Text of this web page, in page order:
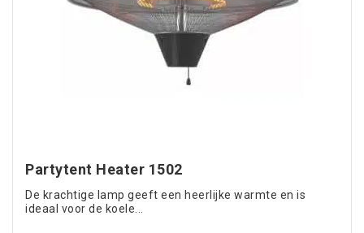
Partytent Heater 1502
De krachtige lamp geeft een heerlijke warmte en is
ideaal voor de koele...